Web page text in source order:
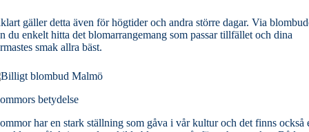
gäller detta även för högtider och andra större dagar. Via
du enkelt hitta det blomarrangemang som passar tillfället och dina
smak allra bäst.
betydelse
har en stark ställning som gåva i vår kultur och det finns också